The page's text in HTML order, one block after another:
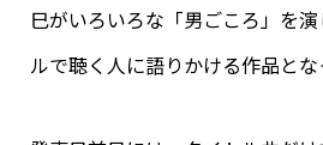
巳がいろいろな「男ごころ」を
ルで聴く人に語りかける作品とな